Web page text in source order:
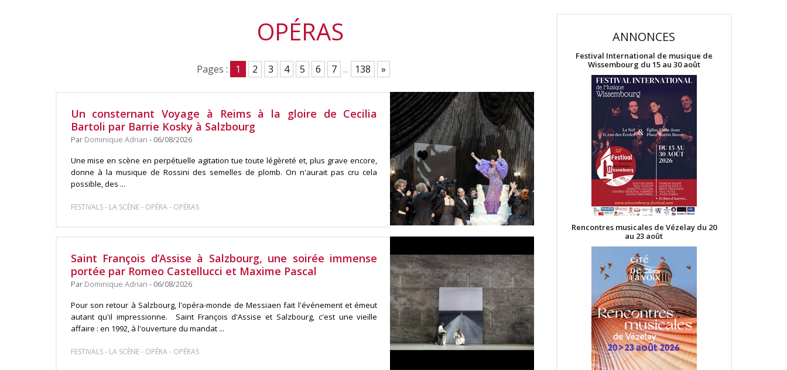
OPÉRAS
Pages : 1 2 3 4 5 6 7 ... 138 »
Un consternant Voyage à Reims à la gloire de Cecilia
Bartoli par Barrie Kosky à Salzbourg
Par Dominique Adrian - 06/08/2026
Une mise en scène en perpétuelle agitation tue toute légèreté et, plus grave encore,
donne à la musique de Rossini des semelles de plomb. On n'aurait pas cru cela
possible, des ...
FESTIVALS- LA SCÈNE- OPÉRA- OPÉRAS
Saint François d’Assise à Salzbourg, une soirée immense
portée par Romeo Castellucci et Maxime Pascal
Par Dominique Adrian - 06/08/2026
Pour son retour à Salzbourg, l'opéra-monde de Messiaen fait l'événement et émeut
autant qu'il impressionne. Saint François d'Assise et Salzbourg, c'est une vieille
affaire : en 1992, à l'ouverture du mandat ...
FESTIVALS- LA SCÈNE- OPÉRA- OPÉRAS
ANNONCES
Festival International de musique de
Wissembourg du 15 au 30 août
Rencontres musicales de Vézelay du 20
au 23 août